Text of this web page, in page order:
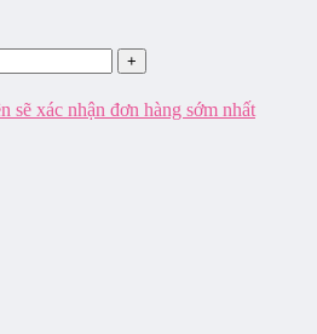
sẽ xác nhận đơn hàng sớm nhất